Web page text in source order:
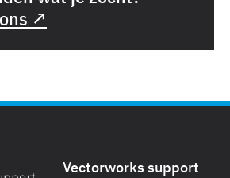
↗
Vectorworks support